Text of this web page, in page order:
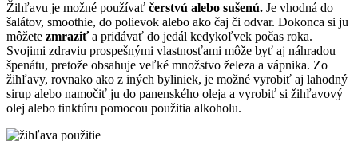
Žihľavu je možné používať čerstvú alebo sušenú. Je vhodná do
šalátov, smoothie, do polievok alebo ako čaj či odvar. Dokonca si ju
môžete zmraziťa pridávať do jedál kedykoľvek počas roka.
Svojimi zdraviu prospešnými vlastnosťami môže byť aj náhradou
špenátu, pretože obsahuje veľké množstvo železa a vápnika. Zo
žihľavy, rovnako ako z iných byliniek, je možné vyrobiť aj lahodný
sirup alebo namočiť ju do panenského oleja a vyrobiť si žihľavový
olej alebo tinktúru pomocou použitia alkoholu.